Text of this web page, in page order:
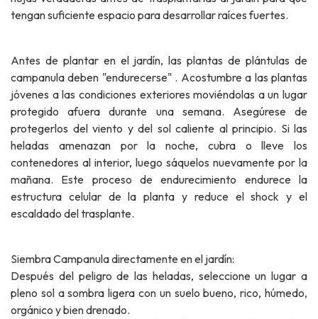
tengan suficiente espacio para desarrollar raíces fuertes.
Antes de plantar en el jardín, las plantas de plántulas de
campanula deben "endurecerse" . Acostumbre a las plantas
jóvenes a las condiciones exteriores moviéndolas a un lugar
protegido afuera durante una semana. Asegúrese de
protegerlos del viento y del sol caliente al principio. Si las
heladas amenazan por la noche, cubra o lleve los
contenedores al interior, luego sáquelos nuevamente por la
mañana. Este proceso de endurecimiento endurece la
estructura celular de la planta y reduce el shock y el
escaldado del trasplante.
Siembra Campanula directamente en el jardín:
Después del peligro de las heladas, seleccione un lugar a
pleno sol a sombra ligera con un suelo bueno, rico, húmedo,
orgánico y bien drenado.